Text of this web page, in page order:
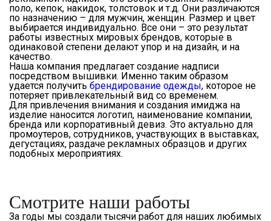
поло, кепок, накидок, толстовок и т.д. Они различаются
по назначению – для мужчин, женщин. Размер и цвет
выбирается индивидуально. Все они – это результат
работы известных мировых брендов, которые в
одинаковой степени делают упор и на дизайн, и на
качество.
Наша компания предлагает создание надписи
посредством вышивки. Именно таким образом
удается получить брендирование одежды, которое не
потеряет привлекательный вид со временем.
Для привлечения внимания и создания имиджа на
изделие наносится логотип, наименование компании,
бренда или корпоративный девиз. Это актуально для
промоутеров, сотрудников, участвующих в выставках,
дегустациях, раздаче рекламных образцов и других
подобных мероприятиях.
Смотрите наши работы
За годы мы создали тысячи работ для наших любимых